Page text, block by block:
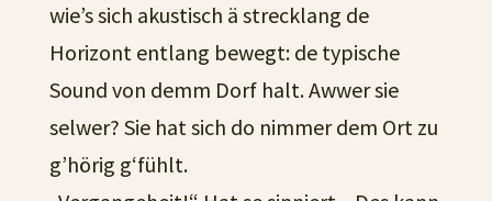
wie’s sich akustisch ä strecklang de
Horizont entlang bewegt: de typische
Sound von demm Dorf halt. Awwer sie
selwer? Sie hat sich do nimmer dem Ort zu
g’hörig g‘fühlt.